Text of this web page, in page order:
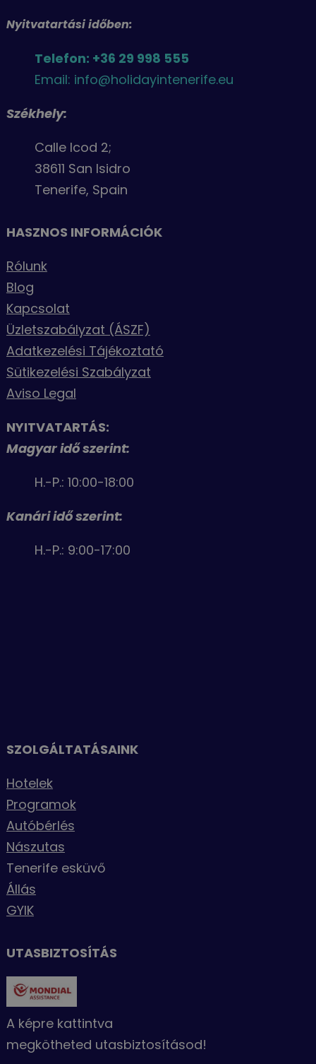
Nyitvatartási időben:
Telefon: +36 29 998 555
Email: info@holidayintenerife.eu
Székhely:
Calle Icod 2;
38611 San Isidro
Tenerife, Spain
HASZNOS INFORMÁCIÓK
Rólunk
Blog
Kapcsolat
Üzletszabályzat (ÁSZF)
Adatkezelési Tájékoztató
Sütikezelési Szabályzat
Aviso Legal
NYITVATARTÁS:
Magyar idő szerint:
H.-P.: 10:00-18:00
Kanári idő szerint:
H.-P.: 9:00-17:00
SZOLGÁLTATÁSAINK
Hotelek
Programok
Autóbérlés
Nászutas
Tenerife esküvő
Állás
GYIK
UTASBIZTOSÍTÁS
A képre kattintva
megkötheted utasbiztosításod!